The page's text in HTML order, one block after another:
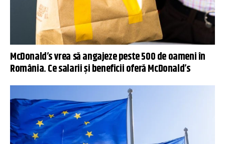
McDonald’s vrea să angajeze peste 500 de oameni în
România. Ce salarii și beneficii oferă McDonald’s